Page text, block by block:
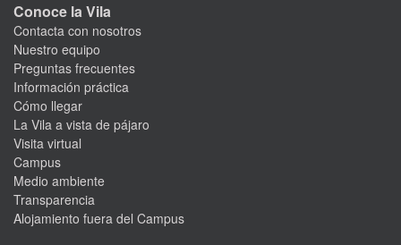
Conoce la Vila
Contacta con nosotros
Nuestro equipo
Preguntas frecuentes
Información práctica
Cómo llegar
La Vila a vista de pájaro
Visita virtual
Campus
Medio ambiente
Transparencia
Alojamiento fuera del Campus